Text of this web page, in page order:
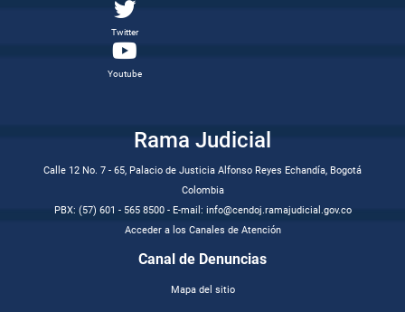
Twitter
Youtube
Rama Judicial
Calle 12 No. 7 - 65, Palacio de Justicia Alfonso Reyes Echandía, Bogotá
Colombia
PBX: (57) 601 - 565 8500 - E-mail: info@cendoj.ramajudicial.gov.co
Acceder a los Canales de Atención
Canal de Denuncias
Mapa del sitio